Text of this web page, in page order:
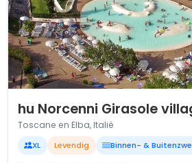
hu Norcenni Girasole
Toscane en Elba, Italië
XL Levendig Binnen- &